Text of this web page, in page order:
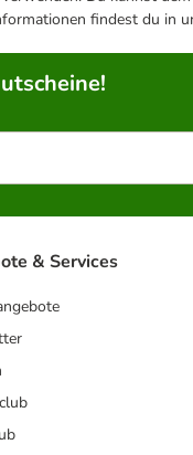
findest du in
& Services